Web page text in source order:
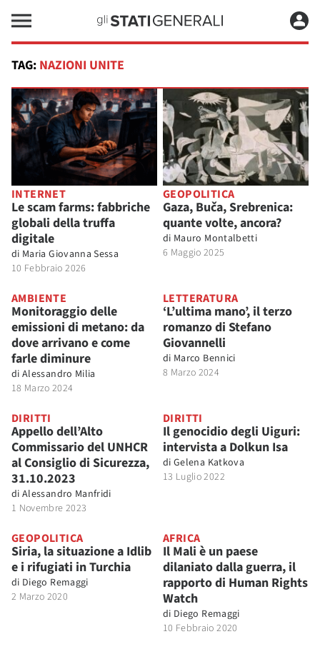
TAG: NAZIONI UNITE
INTERNET
Le scam farms: fabbriche
globali della truffa
digitale
di Maria Giovanna Sessa
10 Febbraio 2026
GEOPOLITICA
Gaza, Buča, Srebrenica:
quante volte, ancora?
di Mauro Montalbetti
6 Maggio 2025
AMBIENTE
Monitoraggio delle
emissioni di metano: da
dove arrivano e come
farle diminure
di Alessandro Milia
18 Marzo 2024
LETTERATURA
‘L’ultima mano’, il terzo
romanzo di Stefano
Giovannelli
di Marco Bennici
8 Marzo 2024
DIRITTI
Appello dell’Alto
Commissario del UNHCR
al Consiglio di Sicurezza,
31.10.2023
di Alessandro Manfridi
1 Novembre 2023
DIRITTI
Il genocidio degli Uiguri:
intervista a Dolkun Isa
di Gelena Katkova
13 Luglio 2022
GEOPOLITICA
Siria, la situazione a Idlib
e i rifugiati in Turchia
di Diego Remaggi
2 Marzo 2020
AFRICA
Il Mali è un paese
dilaniato dalla guerra, il
rapporto di Human Rights
Watch
di Diego Remaggi
10 Febbraio 2020